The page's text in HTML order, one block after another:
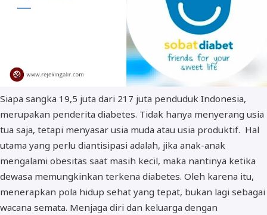
Siapa sangka 19,5 juta dari 217 juta penduduk Indonesia,
merupakan penderita diabetes. Tidak hanya menyerang usia
tua saja, tetapi menyasar usia muda atau usia produktif. Hal
utama yang perlu diantisipasi adalah, jika anak-anak
mengalami obesitas saat masih kecil, maka nantinya ketika
dewasa memungkinkan terkena diabetes. Oleh karena itu,
menerapkan pola hidup sehat yang tepat, bukan lagi sebagai
wacana semata. Menjaga diri dan keluarga dengan